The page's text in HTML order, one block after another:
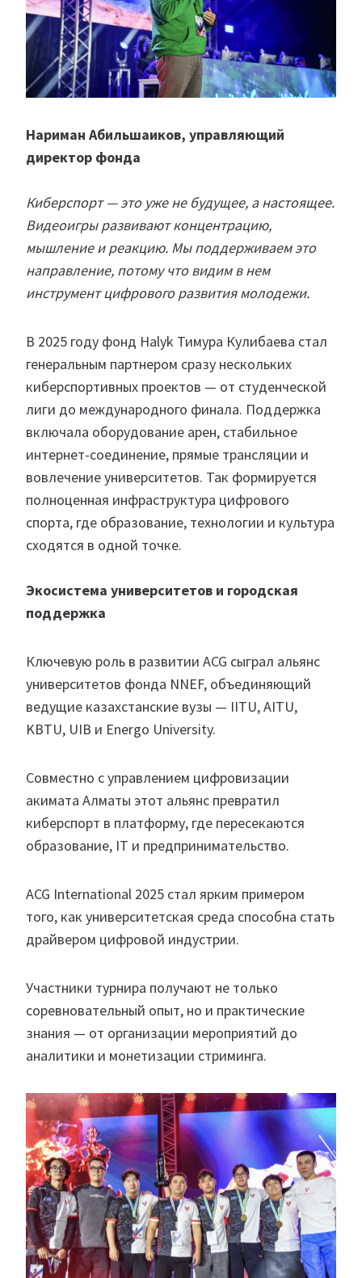
Нариман Абильшаиков, управляющий
директор фонда
Киберспорт — это уже не будущее, а настоящее.
Видеоигры развивают концентрацию,
мышление и реакцию. Мы поддерживаем это
направление, потому что видим в нем
инструмент цифрового развития молодежи.
В 2025 году фонд Halyk Тимура Кулибаева стал
генеральным партнером сразу нескольких
киберспортивных проектов — от студенческой
лиги до международного финала. Поддержка
включала оборудование арен, стабильное
интернет-соединение, прямые трансляции и
вовлечение университетов. Так формируется
полноценная инфраструктура цифрового
спорта, где образование, технологии и культура
сходятся в одной точке.
Экосистема университетов и городская
поддержка
Ключевую роль в развитии ACG сыграл альянс
университетов фонда NNEF, объединяющий
ведущие казахстанские вузы — IITU, AITU,
KBTU, UIB и Energo University.
Совместно с управлением цифровизации
акимата Алматы этот альянс превратил
киберспорт в платформу, где пересекаются
образование, IT и предпринимательство.
ACG International 2025 стал ярким примером
того, как университетская среда способна стать
драйвером цифровой индустрии.
Участники турнира получают не только
соревновательный опыт, но и практические
знания — от организации мероприятий до
аналитики и монетизации стриминга.